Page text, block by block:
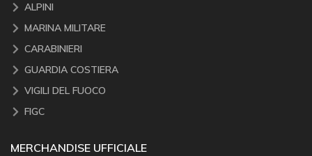
ALPINI
MARINA MILITARE
CARABINIERI
GUARDIA COSTIERA
VIGILI DEL FUOCO
FIGC
MERCHANDISE UFFICIALE